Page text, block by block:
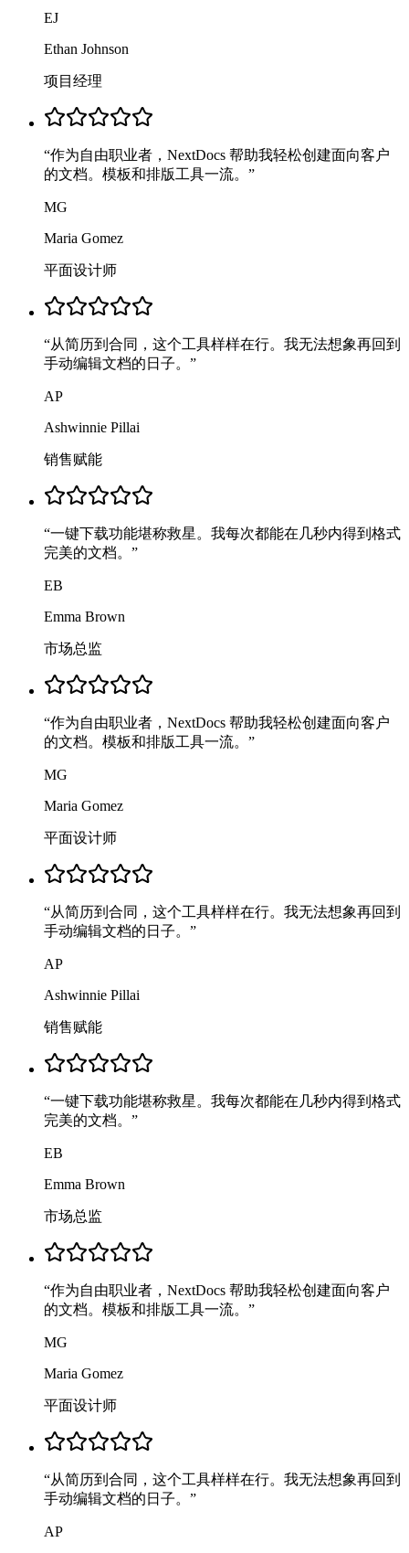
EJ
Ethan Johnson
项目经理
“作为自由职业者，NextDocs 帮助我轻松创建面向客户
的文档。模板和排版工具一流。 ”
MG
Maria Gomez
平面设计师
“从简历到合同，这个工具样样在行。我无法想象再回到
手动编辑文档的日子。 ”
AP
Ashwinnie Pillai
销售赋能
“一键下载功能堪称救星。我每次都能在几秒内得到格式
完美的文档。 ”
EB
Emma Brown
市场总监
“作为自由职业者，NextDocs 帮助我轻松创建面向客户
的文档。模板和排版工具一流。 ”
MG
Maria Gomez
平面设计师
“从简历到合同，这个工具样样在行。我无法想象再回到
手动编辑文档的日子。 ”
AP
Ashwinnie Pillai
销售赋能
“一键下载功能堪称救星。我每次都能在几秒内得到格式
完美的文档。 ”
EB
Emma Brown
市场总监
“作为自由职业者，NextDocs 帮助我轻松创建面向客户
的文档。模板和排版工具一流。 ”
MG
Maria Gomez
平面设计师
“从简历到合同，这个工具样样在行。我无法想象再回到
手动编辑文档的日子。 ”
AP